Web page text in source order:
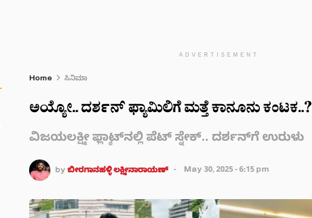
ADVERTISEMENT
Home ಸಿನಿಮಾ
ಅಯ್ಯೋ.. ದರ್ಶನ್ ಫ್ಯಾಮಿಲಿಗೆ ಮತ್ತೆ ಕಾನೂನು ಕಂಟಕ..?
ವಿಜಯಲಕ್ಷ್ಮೀ ಫ್ಲ್ಯಾಟ್‌‌‌ನಲ್ಲಿ ಪೆಟ್ ಸ್ನೇಕ್.. ದರ್ಶನ್‌ಗೆ ಉರುಳು
by ಬೀರಗಾನಹಳ್ಳಿ ಲಕ್ಷ್ಮೀನಾರಾಯಣ್ May 30, 2025 - 6:15 pm